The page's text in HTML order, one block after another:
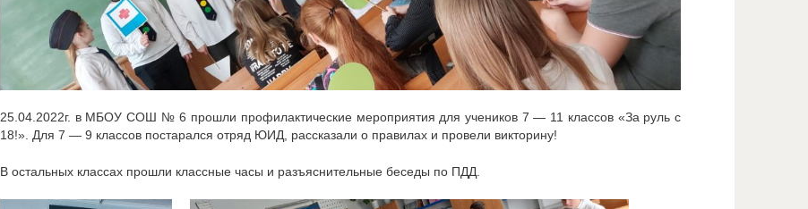
25.04.2022г. в МБОУ СОШ № 6 прошли профилактические мероприятия для учеников 7 — 11 классов «За руль с
18!». Для 7 — 9 классов постарался отряд ЮИД, рассказали о правилах и провели викторину!
В остальных классах прошли классные часы и разъяснительные беседы по ПДД.